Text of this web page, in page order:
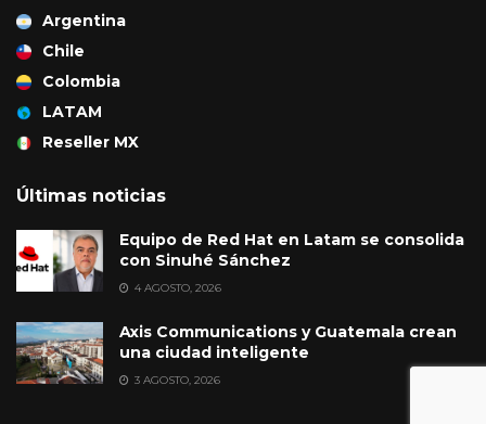
Argentina
Chile
Colombia
LATAM
Reseller MX
Últimas noticias
Equipo de Red Hat en Latam se consolida
con Sinuhé Sánchez
4 AGOSTO, 2026
Axis Communications y Guatemala crean
una ciudad inteligente
3 AGOSTO, 2026